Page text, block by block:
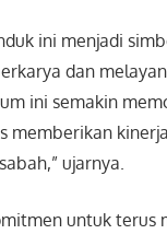
ini menjadi
dan
ini semakin
memberikan
ujarnya.
untuk terus